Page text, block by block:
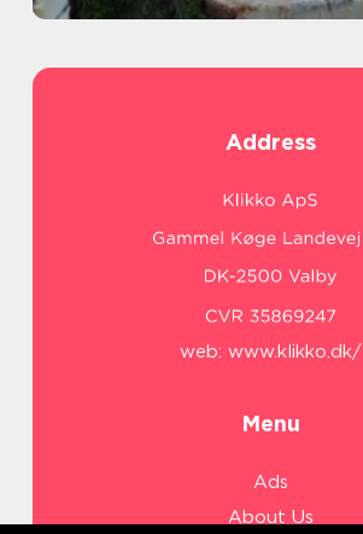
Address
web: www.klikko.dk/
Menu
Ads
About Us